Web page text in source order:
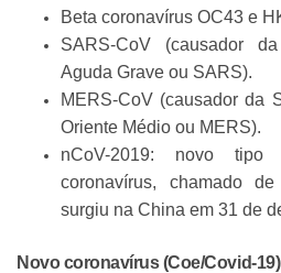
Beta coronavírus OC43 e
SARS-CoV (causador
Aguda Grave ou SARS).
MERS-CoV (causador da
Oriente Médio ou MERS).
nCoV-2019: novo
coronavírus, chamado
surgiu na China em 31 de
Novo coronavírus(Coe/Covid-19)